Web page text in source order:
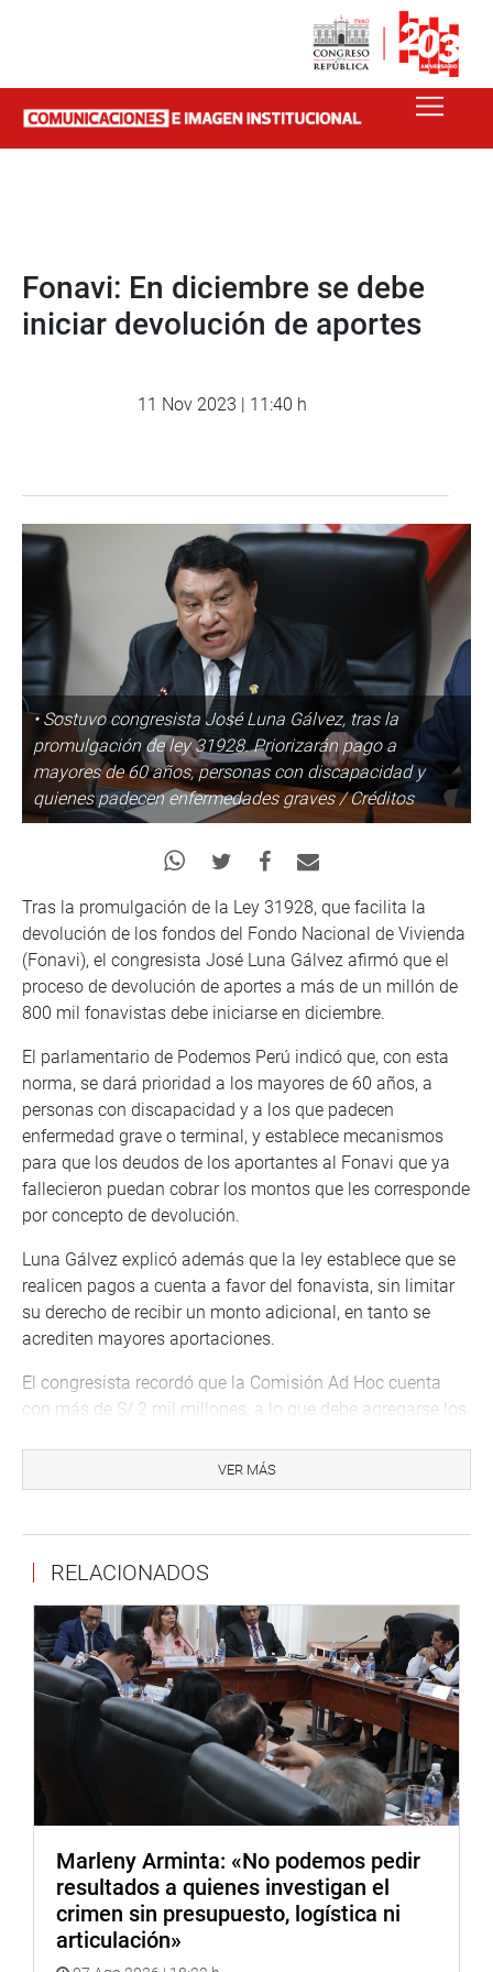
Fonavi: En diciembre se debe
iniciar devolución de aportes
11 Nov 2023 | 11:40 h
• Sostuvo congresista José Luna Gálvez, tras la
promulgación de ley 31928. Priorizarán pago a
mayores de 60 años, personas con discapacidad y
quienes padecen enfermedades graves / Créditos
Tras la promulgación de la Ley 31928, que facilita la
devolución de los fondos del Fondo Nacional de Vivienda
(Fonavi), el congresista José Luna Gálvez afirmó que el
proceso de devolución de aportes a más de un millón de
800 mil fonavistas debe iniciarse en diciembre.
El parlamentario de Podemos Perú indicó que, con esta
norma, se dará prioridad a los mayores de 60 años, a
personas con discapacidad y a los que padecen
enfermedad grave o terminal, y establece mecanismos
para que los deudos de los aportantes al Fonavi que ya
fallecieron puedan cobrar los montos que les corresponde
por concepto de devolución.
Luna Gálvez explicó además que la ley establece que se
realicen pagos a cuenta a favor del fonavista, sin limitar
su derecho de recibir un monto adicional, en tanto se
acrediten mayores aportaciones.
El congresista recordó que la Comisión Ad Hoc cuenta
con más de S/ 2 mil millones, a lo que debe agregarse los
durante su gestión frente a la Comisión de Presupuesto.
con millones de peruanos que aportaron por el desarrollo
del país y que mes a mes vieron recortado su sueldo por
aportes obligatorios con la promesa de la casa propia,
que no se cumplió, debido a turbios manejos y
cuestionables decisiones de distintos gobiernos”, recalcó.
El líder de Podemos Perú sostuvo que la promulgación de
la norma es producto de las presiones realizadas por
Podemos Perú cuyo punto más alto fue la marcha
realizada el pasado jueves que congregó a miles de
peruanos para exigir la promulgación de esta ley, así
como el retiro de las 4 UIT de las cuentas de las AFP y el
cumplimiento de la ley sobre el bono de reconocimiento.
“Esta es una primera victoria en la lucha de millones de
peruanos por la deuda social que nos tiene el Ejecutivo,
VER MÁS
RELACIONADOS
Marleny Arminta: «No podemos pedir
resultados a quienes investigan el
crimen sin presupuesto, logística ni
articulación»